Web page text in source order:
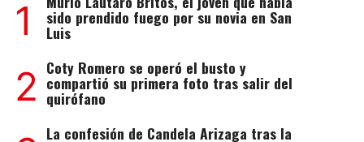
1 sido prendido fuego por su novia en San
Luis
2 Coty Romero se operó el busto y
compartió su primera foto tras salir del
quirófano
La confesión de Candela Arizaga tras la